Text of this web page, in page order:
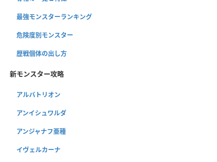
最強モンスターランキング
危険度別モンスター
歴戦個体の出し方
新モンスター攻略
アルバトリオン
アンイシュワルダ
アンジャナフ亜種
イヴェルカーナ